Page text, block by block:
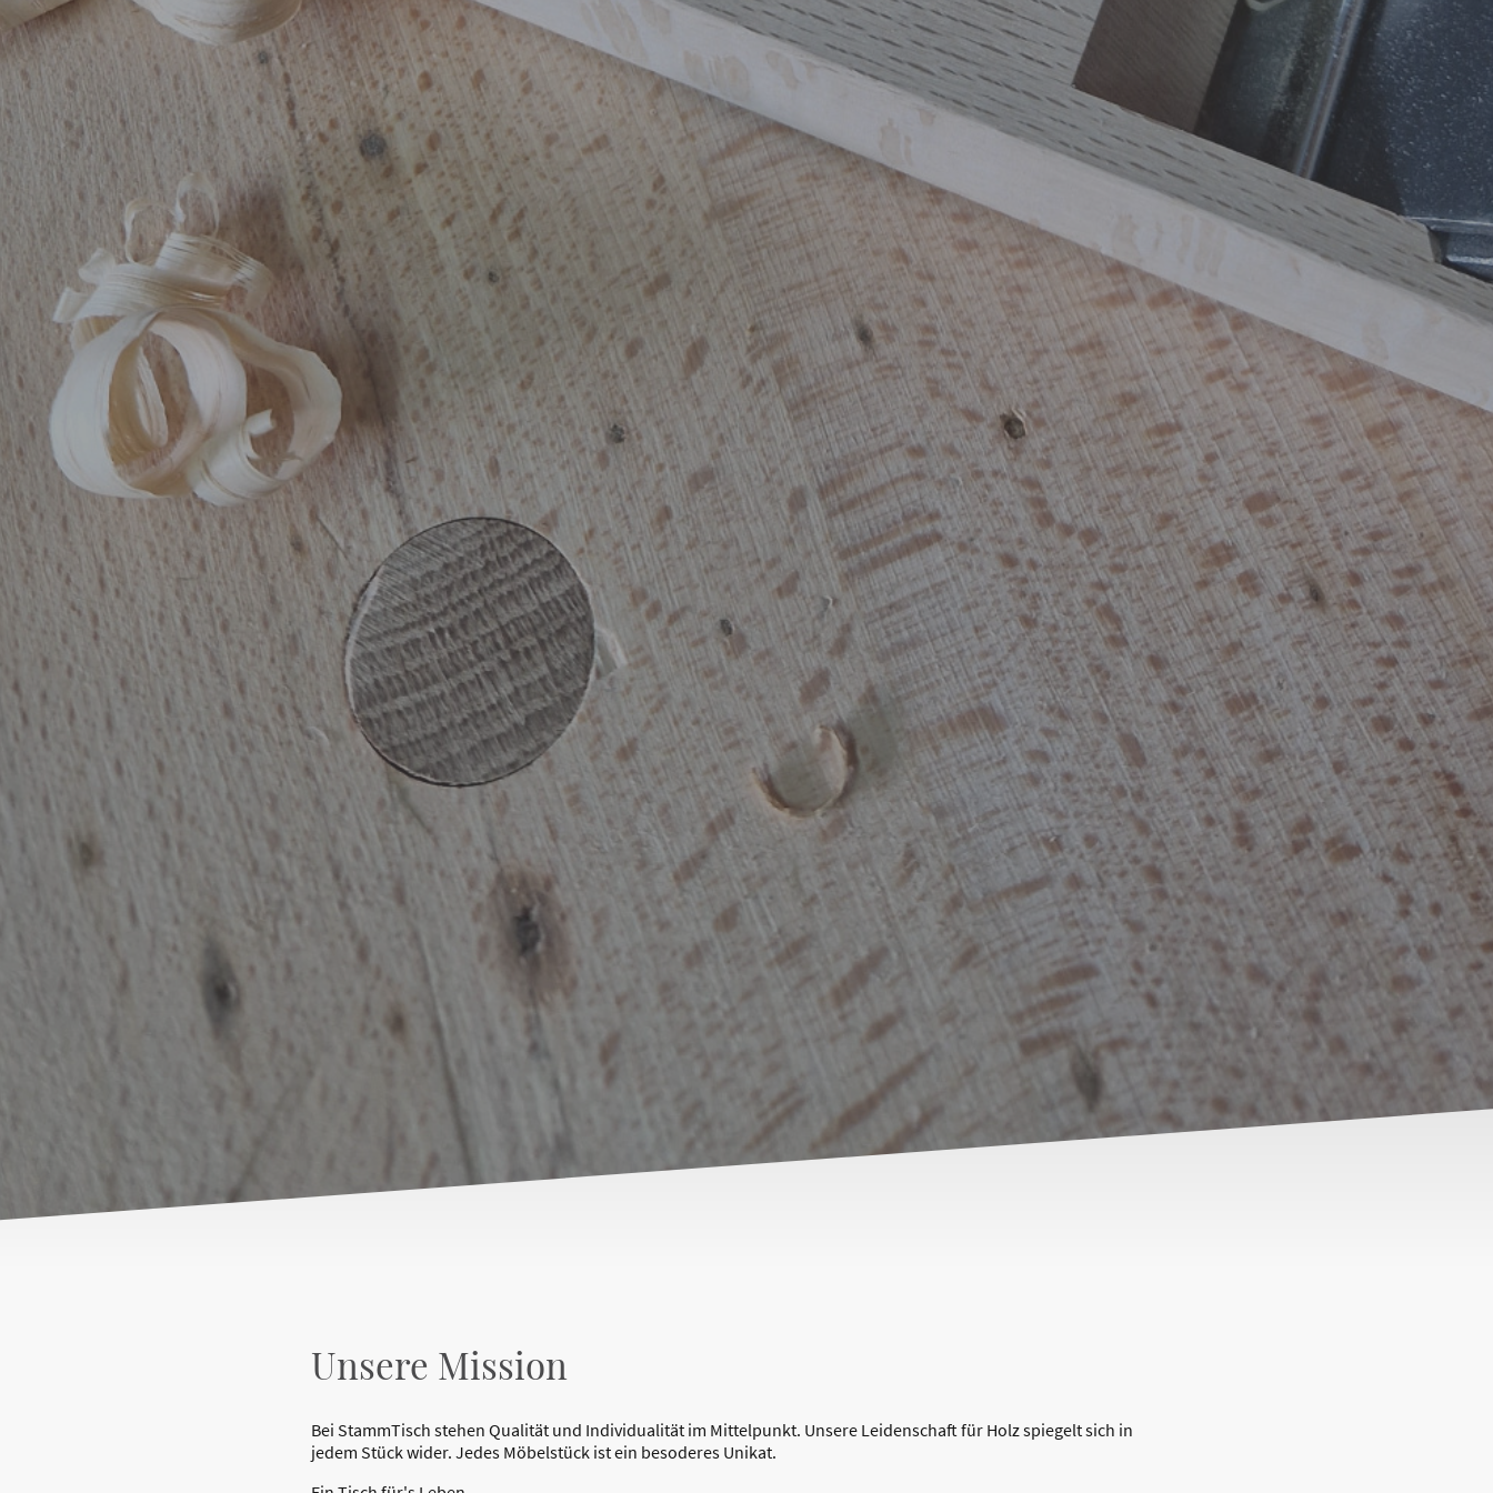
Unsere Mission
Bei StammTisch stehen Qualität und Individualität im Mittelpunkt. Unsere Leidenschaft für Holz spiegelt sich in
jedem Stück wider. Jedes Möbelstück ist ein besoderes Unikat.